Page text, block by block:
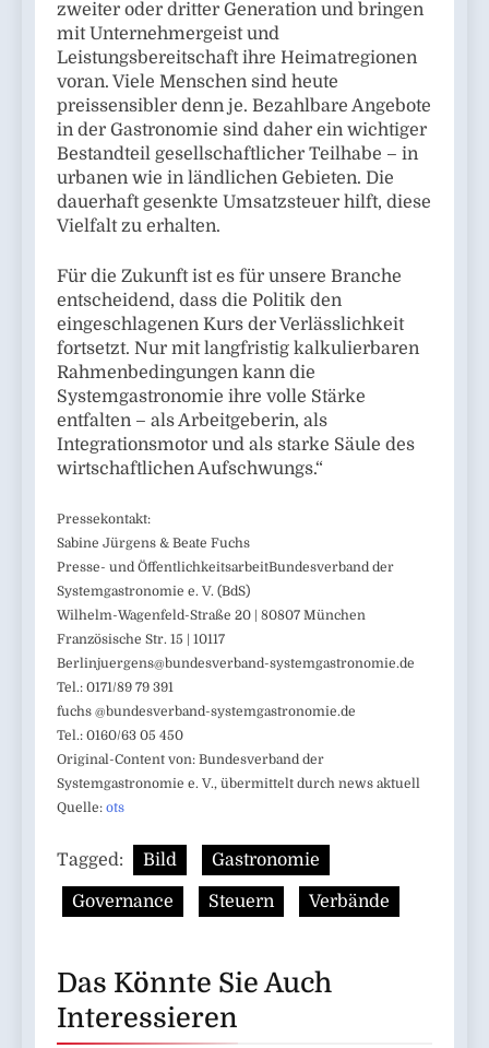
zweiter oder dritter Generation und bringen
mit Unternehmergeist und
Leistungsbereitschaft ihre Heimatregionen
voran. Viele Menschen sind heute
preissensibler denn je. Bezahlbare Angebote
in der Gastronomie sind daher ein wichtiger
Bestandteil gesellschaftlicher Teilhabe – in
urbanen wie in ländlichen Gebieten. Die
dauerhaft gesenkte Umsatzsteuer hilft, diese
Vielfalt zu erhalten.
Für die Zukunft ist es für unsere Branche
entscheidend, dass die Politik den
eingeschlagenen Kurs der Verlässlichkeit
fortsetzt. Nur mit langfristig kalkulierbaren
Rahmenbedingungen kann die
Systemgastronomie ihre volle Stärke
entfalten – als Arbeitgeberin, als
Integrationsmotor und als starke Säule des
wirtschaftlichen Aufschwungs.“
Pressekontakt:
Sabine Jürgens & Beate Fuchs
Presse- und ÖffentlichkeitsarbeitBundesverband der
Systemgastronomie e. V. (BdS)
Wilhelm-Wagenfeld-Straße 20 | 80807 München
Französische Str. 15 | 10117
Berlinjuergens@bundesverband-systemgastronomie.de
Tel.: 0171/89 79 391
fuchs @bundesverband-systemgastronomie.de
Tel.: 0160/63 05 450
Original-Content von: Bundesverband der
Systemgastronomie e. V., übermittelt durch news aktuell
Quelle: ots
Tagged: Bild Gastronomie
Governance Steuern Verbände
Das Könnte Sie Auch
Interessieren